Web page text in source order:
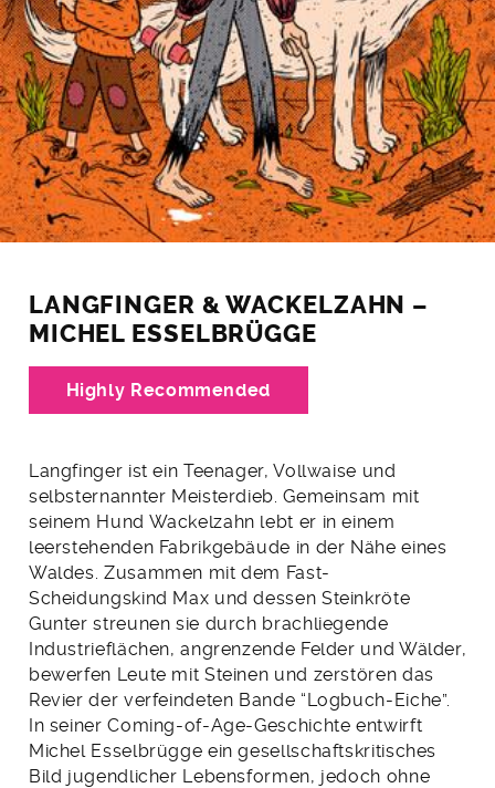
LANGFINGER & WACKELZAHN –
MICHEL ESSELBRÜGGE
Highly Recommended
Langfinger ist ein Teenager, Vollwaise und
selbsternannter Meisterdieb. Gemeinsam mit
seinem Hund Wackelzahn lebt er in einem
leerstehenden Fabrikgebäude in der Nähe eines
Waldes. Zusammen mit dem Fast-
Scheidungskind Max und dessen Steinkröte
Gunter streunen sie durch brachliegende
Industrieflächen, angrenzende Felder und Wälder,
bewerfen Leute mit Steinen und zerstören das
Revier der verfeindeten Bande “Logbuch-Eiche”.
In seiner Coming-of-Age-Geschichte entwirft
Michel Esselbrügge ein gesellschaftskritisches
Bild jugendlicher Lebensformen, jedoch ohne